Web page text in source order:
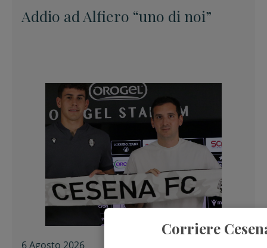
Addio ad Alfiero “uno di noi”
6 Agosto 2026
Corriere